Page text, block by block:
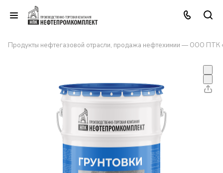
Продукты нефтегазовой отрасли, продажа нефтехимии — ООО ПТК